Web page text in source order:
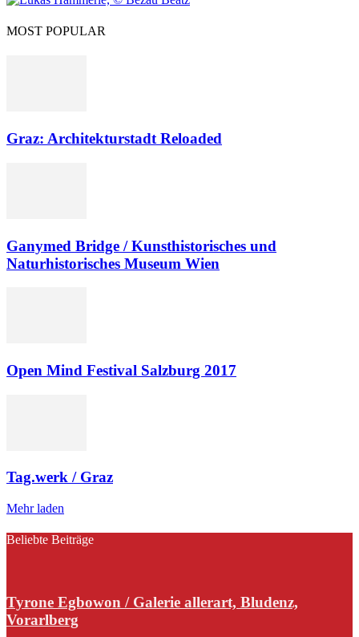
MOST POPULAR
Graz: Architekturstadt Reloaded
Ganymed Bridge / Kunsthistorisches und
Naturhistorisches Museum Wien
Open Mind Festival Salzburg 2017
Tag.werk / Graz
Mehr laden
Beliebte Beiträge
Tyrone Egbowon / Galerie allerart, Bludenz,
Vorarlberg